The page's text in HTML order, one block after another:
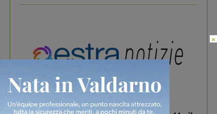
In vetrina 3 Agosto 2026
×